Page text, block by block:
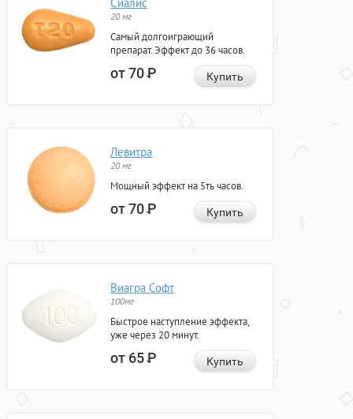
Сиалис
20 мг
Самый долгоиграющий
препарат. Эффект до 36 часов.
от 70Р Купить
Левитра
20 мг
Мощный эффект на 5ть часов.
от 70Р Купить
Виагра Софт
100мг
Быстрое наступление эффекта,
уже через 20 минут.
от 65Р Купить